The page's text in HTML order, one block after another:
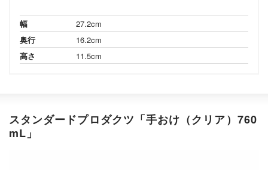
幅
27.2cm
奥行
16.2cm
高さ
11.5cm
スタンダードプロダクツ「手おけ（クリア）760
mL」